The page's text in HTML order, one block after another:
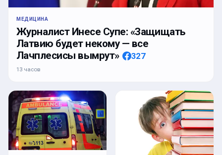
МЕДИЦИНА
Журналист Инесе Супе: «Защищать
Латвию будет некому — все
Лачплесисы вымрут»
327
13 часов